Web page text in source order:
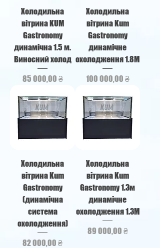
Холодильна
вітрина KUM
Gastronomy
динамічна 1.5 м.
Виносний холод
Ціна
85 000,00 ₴
Холодильна
вітрина Kum
Gastronomy
динамічне
охолодження 1.8М
Ціна
100 000,00 ₴
Холодильна
вітрина Kum
Gastronomy
(динамічна
система
охолодження)
Ціна
82 000,00 ₴
Холодильна
вітрина Kum
Gastronomy 1.3м
динамічне
охолодження 1.3М
Ціна
89 000,00 ₴